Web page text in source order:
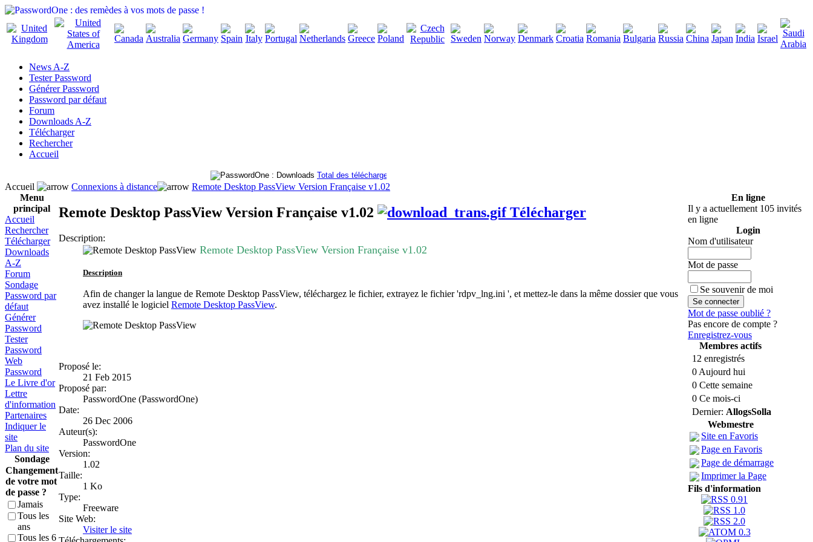
News A-Z
Tester Password
Générer Password
Password par défaut
Forum
Downloads A-Z
Télécharger
Rechercher
Accueil
Total des téléchargements
Accueil
Connexions à distance
Remote Desktop PassView Version Française v1.02
Menu
principal
Accueil
Rechercher
Télécharger
Downloads
A-Z
Forum
Sondage
Password par
défaut
Générer
Password
Tester
Password
Web
Password
Le Livre d'or
Lettre
d'information
Partenaires
Indiquer le
site
Plan du site
Sondage
Changement
de votre mot
de passe ?
Jamais
Tous les
ans
Tous les 6
Remote Desktop PassView Version Française v1.02 Télécharger
Description:
Remote Desktop PassView Version Française v1.02
Description
Afin de changer la langue de Remote Desktop PassView, téléchargez le fichier, extrayez le fichier 'rdpv_lng.ini ', et mettez-le dans la même dossier que vous
avez installé le logiciel Remote Desktop PassView.
Proposé le:
21 Feb 2015
Proposé par:
PasswordOne (PasswordOne)
Date:
26 Dec 2006
Auteur(s):
PasswordOne
Version:
1.02
Taille:
1 Ko
Type:
Freeware
Site Web:
Visiter le site
En ligne
Il y a actuellement 105 invités
en ligne
Login
Nom d'utilisateur
Mot de passe
Se souvenir de moi
Mot de passe oublié ?
Pas encore de compte ?
Enregistrez-vous
Membres actifs
12 enregistrés
0 Aujourd hui
0 Cette semaine
0 Ce mois-ci
Dernier: AllogsSolla
Webmestre
Site en Favoris
Page en Favoris
Page de démarrage
Imprimer la Page
Fils d'information